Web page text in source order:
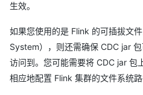
生效。
如果您使用的是 Flink 的可插拔文
System），则还需确保 CDC jar
访问到。您可能需要将 CDC jar 包
相应地配置 Flink 集群的文件系统路